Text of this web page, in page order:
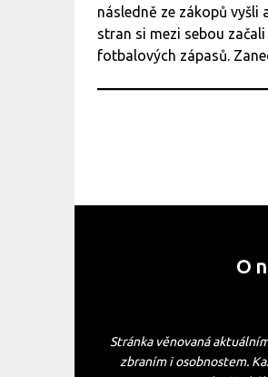
následně ze zákopů vyšli
stran si mezi sebou
fotbalových zápasů.
O
Stránka věnovaná
zbraním i osobnostem.